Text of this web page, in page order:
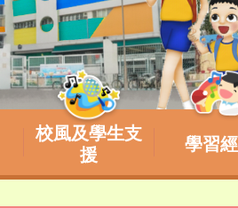
校風及學生支
援
學習